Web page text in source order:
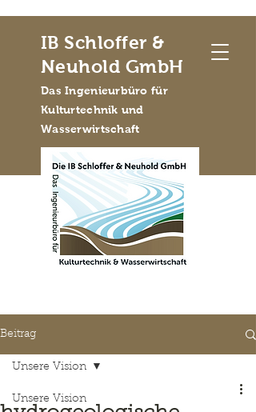
IB Schloffer &
Neuhold GmbH
Das Ingenieurbüro für
Kulturtechnik und
Wasserwirtschaft
Beitrag
Unsere Vision
Unsere Vision